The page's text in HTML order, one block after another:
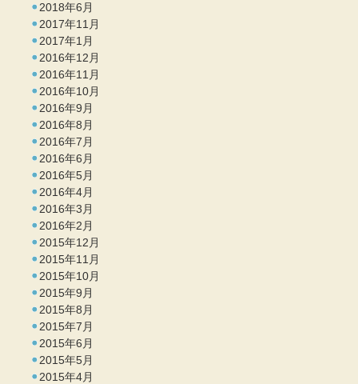
2018年6月
2017年11月
2017年1月
2016年12月
2016年11月
2016年10月
2016年9月
2016年8月
2016年7月
2016年6月
2016年5月
2016年4月
2016年3月
2016年2月
2015年12月
2015年11月
2015年10月
2015年9月
2015年8月
2015年7月
2015年6月
2015年5月
2015年4月